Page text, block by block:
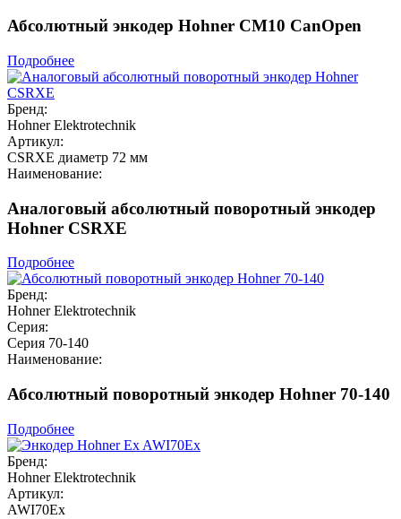
Абсолютный энкодер Hohner CM10 CanOpen
Подробнее
Бренд:
Hohner Elektrotechnik
Артикул:
CSRXE диаметр 72 мм
Наименование:
Аналоговый абсолютный поворотный энкодер
Hohner CSRXE
Подробнее
Бренд:
Hohner Elektrotechnik
Серия:
Серия 70-140
Наименование:
Абсолютный поворотный энкодер Hohner 70-140
Подробнее
Бренд:
Hohner Elektrotechnik
Артикул:
AWI70Ex